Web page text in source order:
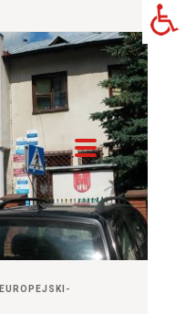
EUROPEJSKI-